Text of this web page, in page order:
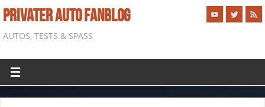
PRIVATER AUTO FANBLOG
AUTOS, TESTS & SPASS